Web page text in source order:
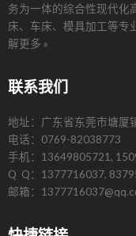
务为一体的综合性现代化
床、车床、模具加工等专
解更多 »
联系我们
地址：广东省东莞市塘厦
电话：0769-82038773
手机：13649805721,
Q Q：1377716037,
邮箱：